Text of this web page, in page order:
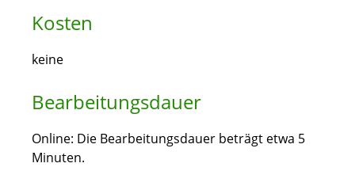
Kosten
keine
Bearbeitungsdauer
Online: Die Bearbeitungsdauer beträgt etwa 5
Minuten.